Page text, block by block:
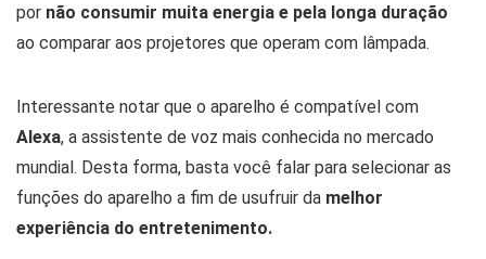
por não consumir muita energia e pela longa duração
ao comparar aos projetores que operam com lâmpada.
Interessante notar que o aparelho é compatível com
Alexa, a assistente de voz mais conhecida no mercado
mundial. Desta forma, basta você falar para selecionar as
funções do aparelho a fim de usufruir da melhor
experiência do entretenimento.